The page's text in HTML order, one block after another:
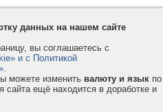
данных на нашем сайте
вы соглашаетесь с
и с Политикой
.
можете изменить валюту и язык по
сайта ещё находится в доработке и